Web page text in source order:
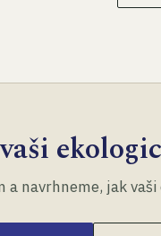
a navrhneme, jak